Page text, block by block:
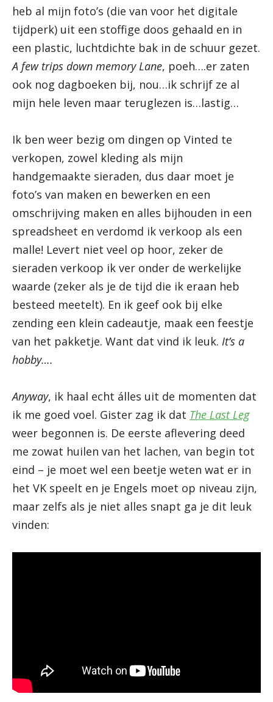
heb al mijn foto’s (die van voor het digitale
tijdperk) uit een stoffige doos gehaald en in
een plastic, luchtdichte bak in de schuur gezet.
A few trips down memory Lane, poeh….er zaten
ook nog dagboeken bij, nou…ik schrijf ze al
mijn hele leven maar teruglezen is…lastig…
Ik ben weer bezig om dingen op Vinted te
verkopen, zowel kleding als mijn
handgemaakte sieraden, dus daar moet je
foto’s van maken en bewerken en een
omschrijving maken en alles bijhouden in een
spreadsheet en verdomd ik verkoop als een
malle! Levert niet veel op hoor, zeker de
sieraden verkoop ik ver onder de werkelijke
waarde (zeker als je de tijd die ik eraan heb
besteed meetelt). En ik geef ook bij elke
zending een klein cadeautje, maak een feestje
van het pakketje. Want dat vind ik leuk. It’s a
hobby….
Anyway, ik haal echt álles uit de momenten dat
ik me goed voel. Gister zag ik dat The Last Leg
weer begonnen is. De eerste aflevering deed
me zowat huilen van het lachen, van begin tot
eind – je moet wel een beetje weten wat er in
het VK speelt en je Engels moet op niveau zijn,
maar zelfs als je niet alles snapt ga je dit leuk
vinden: